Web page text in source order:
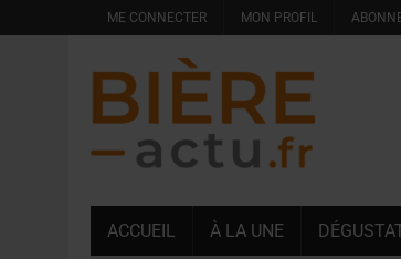
ME CONNECTER MON PROFIL
ACCUEIL À LA UNE